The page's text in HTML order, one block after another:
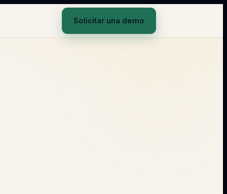
Solicitar una demo